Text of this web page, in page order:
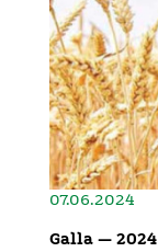
07.06.2024
Galla — 2024